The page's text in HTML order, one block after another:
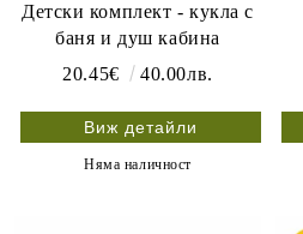
Детски комплект - кукла с
баня и душ кабина
20.45€
40.00лв.
Виж детайли
Няма наличност